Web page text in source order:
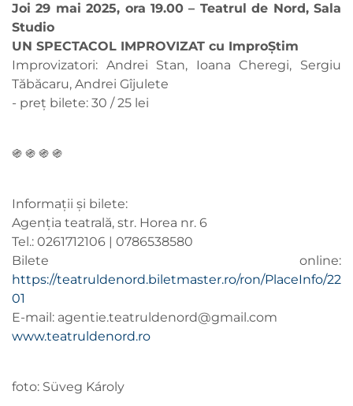
Joi 29 mai 2025, ora 19.00 – Teatrul de Nord, Sala
Studio
UN SPECTACOL IMPROVIZAT cu ImproȘtim
Improvizatori: Andrei Stan, Ioana Cheregi, Sergiu
Tăbăcaru, Andrei Gîjulete
- preț bilete: 30 / 25 lei
֍ ֍ ֍ ֍
Informații și bilete:
Agenția teatrală, str. Horea nr. 6
Tel.: 0261712106 | 0786538580
Bilete online:
https://teatruldenord.biletmaster.ro/ron/PlaceInfo/22
01
E-mail: agentie.teatruldenord@gmail.com
www.teatruldenord.ro
foto: Süveg Károly